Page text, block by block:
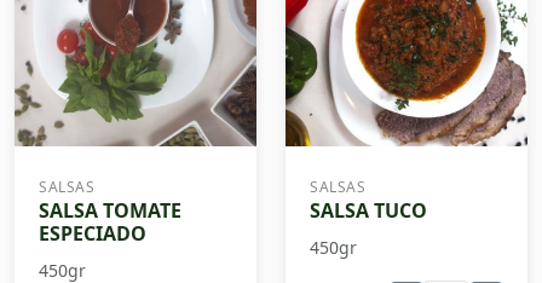
SALSAS
SALSA TOMATE
ESPECIADO
450gr
SALSAS
SALSA TUCO
450gr